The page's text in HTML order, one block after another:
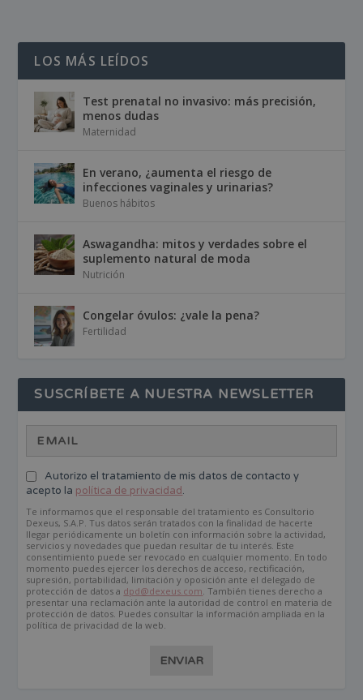
LOS MÁS LEÍDOS
Test prenatal no invasivo: más precisión,
menos dudas
Maternidad
En verano, ¿aumenta el riesgo de
infecciones vaginales y urinarias?
Buenos hábitos
Aswagandha: mitos y verdades sobre el
suplemento natural de moda
Nutrición
Congelar óvulos: ¿vale la pena?
Fertilidad
SUSCRÍBETE A NUESTRA NEWSLETTER
Autorizo el tratamiento de mis datos de contacto y
acepto la política de privacidad.
Te informamos que el responsable del tratamiento es Consultorio
Dexeus, S.A.P. Tus datos serán tratados con la finalidad de hacerte
llegar periódicamente un boletín con información sobre la actividad,
servicios y novedades que puedan resultar de tu interés. Este
consentimiento puede ser revocado en cualquier momento. En todo
momento puedes ejercer los derechos de acceso, rectificación,
supresión, portabilidad, limitación y oposición ante el delegado de
protección de datos a dpd@dexeus.com. También tienes derecho a
presentar una reclamación ante la autoridad de control en materia de
protección de datos. Puedes consultar la información ampliada en la
política de privacidad de la web.
ENVIAR